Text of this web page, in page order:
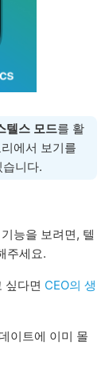
텔스 모드를 활
에서 보기를
니다.
능을 보려면, 텔
주세요.
싶다면 CEO의 생
이트에 이미 몰